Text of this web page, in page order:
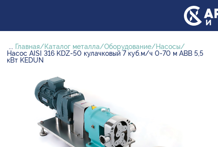
... Главная Каталог металла Оборудование
Насосы
Насос AISI 316 KDZ-50 кулачковый 7 куб.м/ч 0-70 м ABB 5,5
кВт KEDUN